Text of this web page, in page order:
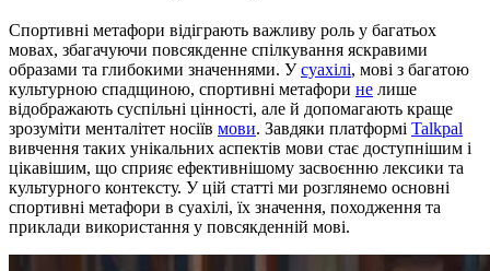
Спортивні метафори відіграють важливу роль у багатьох
мовах, збагачуючи повсякденне спілкування яскравими
образами та глибокими значеннями. Усуахілі, мові з багатою
культурною спадщиною, спортивні метафори не лише
відображають суспільні цінності, але й допомагають краще
зрозуміти менталітет носіїв мови. Завдяки платформі Talkpal
вивчення таких унікальних аспектів мови стає доступнішим і
цікавішим, що сприяє ефективнішому засвоєнню лексики та
культурного контексту. У цій статті ми розглянемо основні
спортивні метафори в суахілі, їх значення, походження та
приклади використання у повсякденній мові.